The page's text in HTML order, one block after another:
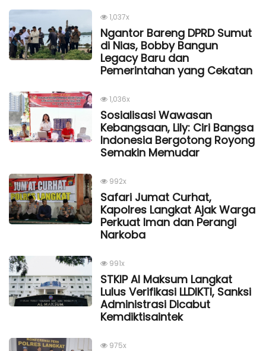
1,037x
Ngantor Bareng DPRD Sumut
di Nias, Bobby Bangun
Legacy Baru dan
Pemerintahan yang Cekatan
1,036x
Sosialisasi Wawasan
Kebangsaan, Lily: Ciri Bangsa
Indonesia Bergotong Royong
Semakin Memudar
992x
Safari Jumat Curhat,
Kapolres Langkat Ajak Warga
Perkuat Iman dan Perangi
Narkoba
991x
STKIP Al Maksum Langkat
Lulus Verifikasi LLDIKTI, Sanksi
Administrasi Dicabut
Kemdiktisaintek
975x